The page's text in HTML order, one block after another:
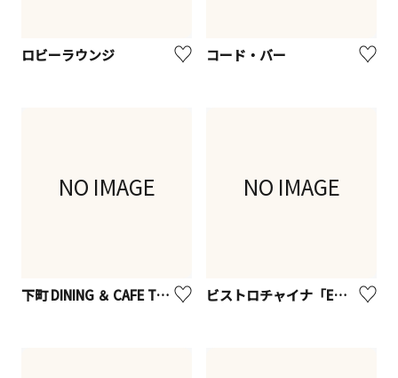
ロビーラウンジ コード・バー
NO IMAGE
下町 DINING ＆ CAFE THE sea
NO IMAGE
ビストロチャイナ「ENCORE」